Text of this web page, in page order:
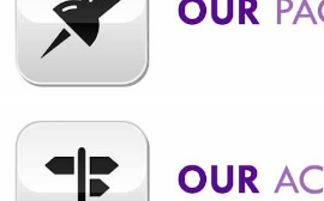
raya dan juga untuk offroad. Bagi orang
motorcross, pasti terlihat sama saja
bentuknya mirip. Dari segi penampilan,
memang mirip misalnya body yang
penggunaan spakbor yang khas, dan
MOTOR TRAIL : BISA DIGUNAKAN